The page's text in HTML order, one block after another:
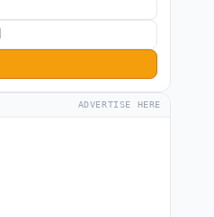
ADVERTISE HERE